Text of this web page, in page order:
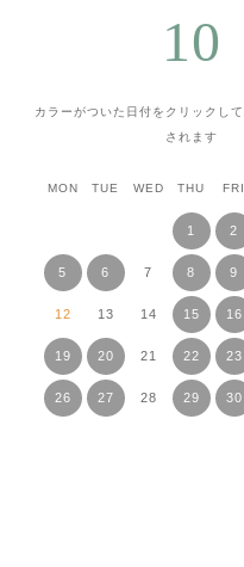
10
カラーがついた日付をクリックして
されます
MON TUE WED THU FRI
1 2
5 6 7 8 9
12 13 14 15 16
19 20 21 22 23
26 27 28 29 30